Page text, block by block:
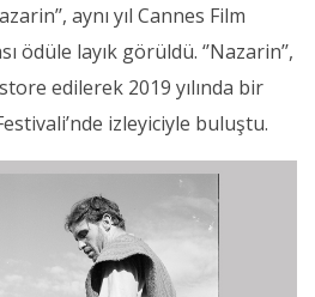
aynı yıl Cannes Film
ödüle layık görüldü. ‘’Nazarin’’,
edilerek 2019 yılında bir
izleyiciyle buluştu.